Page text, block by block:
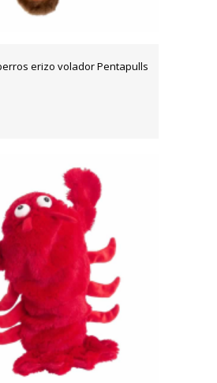
erizo volador Pentapulls